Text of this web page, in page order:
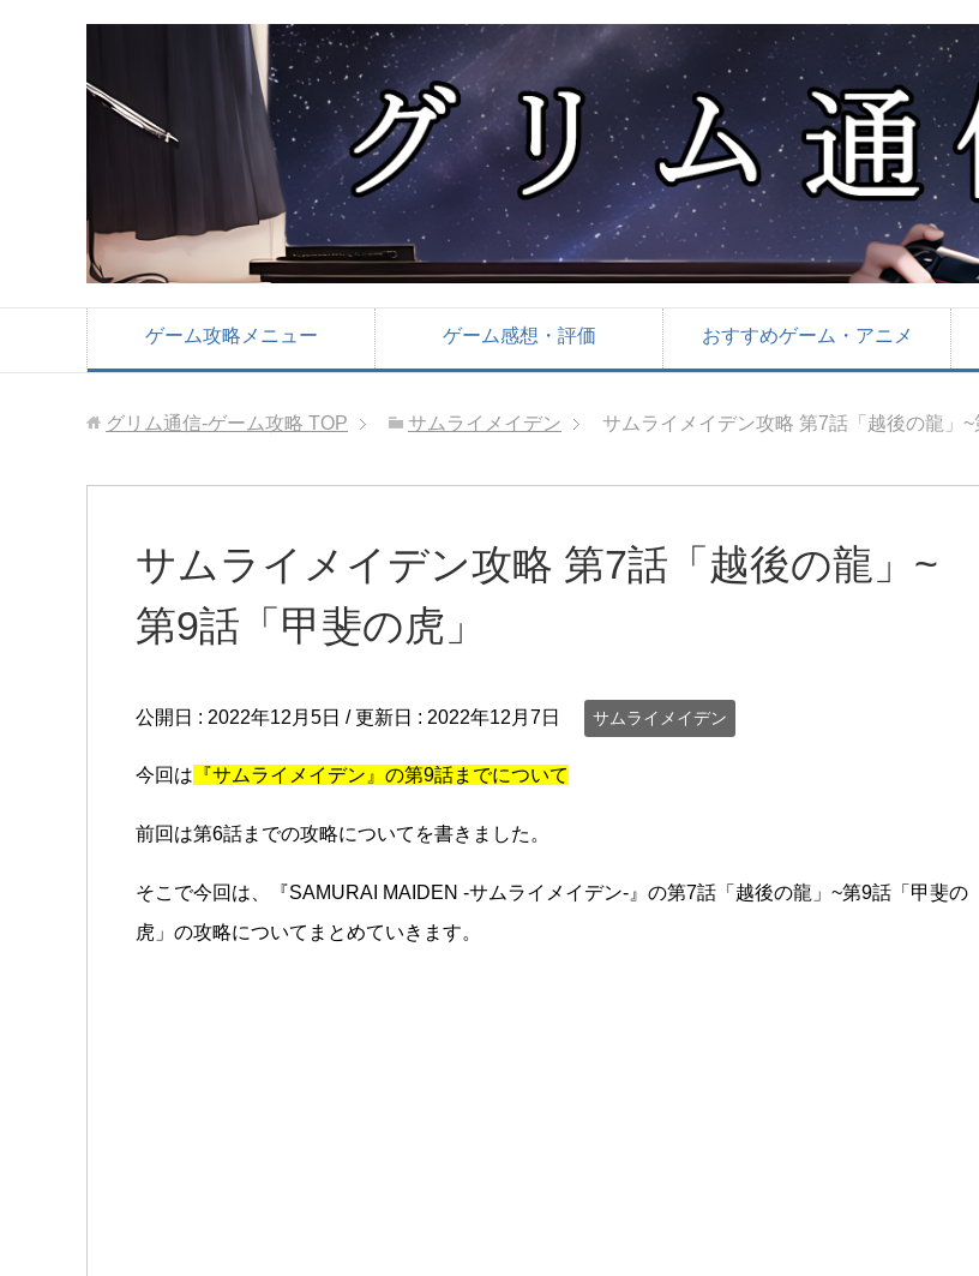
ゲーム攻略メニュー ゲーム感想・評価 おすすめゲーム・アニメ
グリム通信-ゲーム攻略 TOP サムライメイデン サムライメイデン攻略 第7話「越後の龍」~
サムライメイデン攻略 第7話「越後の龍」~
第9話「甲斐の虎」
公開日 : 2022年12月5日 / 更新日 : 2022年12月7日 サムライメイデン
今回は 『サムライメイデン』の第9話までについて
前回は第6話までの攻略についてを書きました。
そこで今回は、『SAMURAI MAIDEN -サムライメイデン-』の第7話「越後の龍」~第9話「甲斐の
虎」の攻略についてまとめていきます。